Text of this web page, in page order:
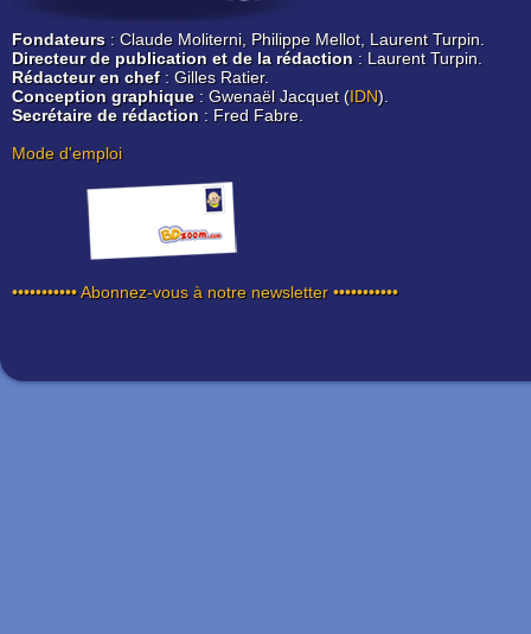
Fondateurs : Claude Moliterni, Philippe Mellot, Laurent Turpin.
Directeur de publication et de la rédaction : Laurent Turpin.
Rédacteur en chef: Gilles Ratier.
Conception graphique: Gwenaël Jacquet (IDN).
Secrétaire de rédaction : Fred Fabre.
Mode d'emploi
••••••••••• Abonnez-vous à notre newsletter •••••••••••